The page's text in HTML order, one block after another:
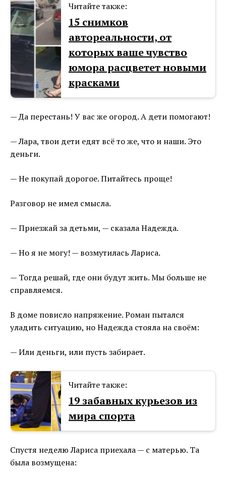
Читайте также:
15 снимков
автореальности, от
которых ваше чувство
юмора расцветет новыми
красками
— Да перестань! У вас же огород. А дети помогают!
— Лара, твои дети едят всё то же, что и наши. Это
деньги.
— Не покупай дорогое. Питайтесь проще!
Разговор не имел смысла.
— Приезжай за детьми, — сказала Надежда.
— Но я не могу! — возмутилась Лариса.
— Тогда решай, где они будут жить. Мы больше не
справляемся.
В доме повисло напряжение. Роман пытался
уладить ситуацию, но Надежда стояла на своём:
— Или деньги, или пусть забирает.
Читайте также:
19 забавных курьезов из
мира спорта
Спустя неделю Лариса приехала — с матерью. Та
была возмущена: